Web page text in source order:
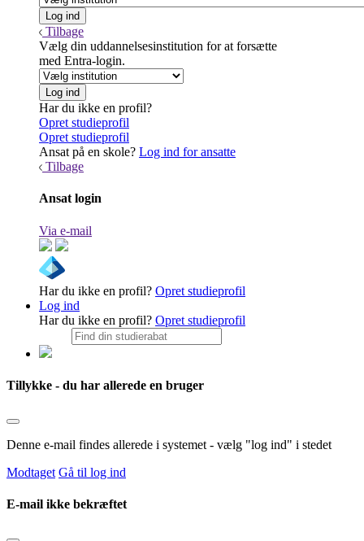
Tilbage
Vælg din uddannelsesinstitution for at forsætte
med Entra-login.
Har du ikke en profil?
Opret studieprofil
Opret studieprofil
Ansat på en skole? Log ind for ansatte
Tilbage
Ansat login
Via e-mail
Har du ikke en profil? Opret studieprofil
Log ind
Har du ikke en profil? Opret studieprofil
Tillykke - du har allerede en bruger
Denne e-mail findes allerede i systemet - vælg "log ind" i stedet
Modtaget Gå til log ind
E-mail ikke bekræftet